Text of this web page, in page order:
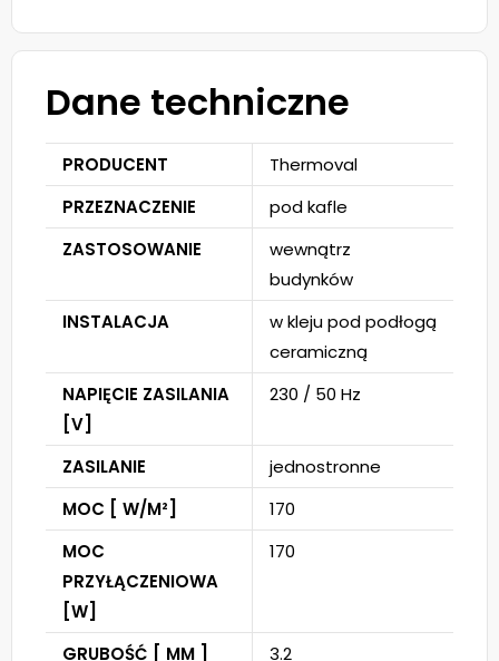
Dane techniczne
PRODUCENT
Thermoval
PRZEZNACZENIE
pod kafle
ZASTOSOWANIE
wewnątrz
budynków
INSTALACJA
w kleju pod podłogą
ceramiczną
NAPIĘCIE ZASILANIA
[V]
230 / 50 Hz
ZASILANIE
jednostronne
MOC [ W/M²]
170
MOC
PRZYŁĄCZENIOWA
[W]
170
GRUBOŚĆ [ MM ] 3.2